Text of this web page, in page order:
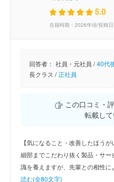
5.0
在籍時期：2026年頃/投稿
回答者： 社員・元社員 / 40代
長クラス / 正社員
この口コミ・
転載して
【気になること・改善したほうが
細部までこだわり抜く製品・サ
識を養えますが、先輩との相性に
読む(全80文字)